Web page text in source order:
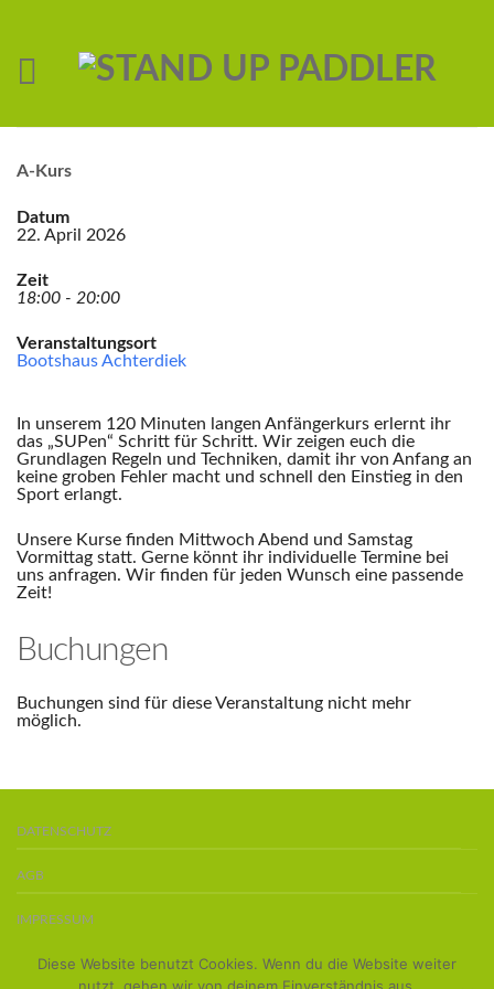
A-Kurs
Datum
22. April 2026
Zeit
18:00 - 20:00
Veranstaltungsort
Bootshaus Achterdiek
In unserem 120 Minuten langen Anfängerkurs erlernt ihr
das „SUPen“ Schritt für Schritt. Wir zeigen euch die
Grundlagen Regeln und Techniken, damit ihr von Anfang an
keine groben Fehler macht und schnell den Einstieg in den
Sport erlangt.
Unsere Kurse finden Mittwoch Abend und Samstag
Vormittag statt. Gerne könnt ihr individuelle Termine bei
uns anfragen. Wir finden für jeden Wunsch eine passende
Zeit!
Buchungen
Buchungen sind für diese Veranstaltung nicht mehr
möglich.
DATENSCHUTZ
AGB
IMPRESSUM
BOARDS KAUFEN
Diese Website benutzt Cookies. Wenn du die Website weiter